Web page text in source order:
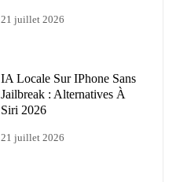
21 juillet 2026
IA Locale Sur IPhone Sans
Jailbreak : Alternatives À
Siri 2026
21 juillet 2026